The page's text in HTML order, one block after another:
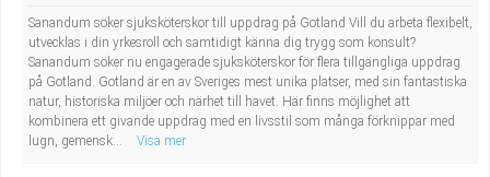
Administrativ assistent
Lärare i gymnasiet
Sanandum söker sjuksköterskor till uppdrag på Gotland Vill du arbeta flexibelt,
utvecklas i din yrkesroll och samtidigt känna dig trygg som konsult?
Sanandum söker nu engagerade sjuksköterskor för flera tillgängliga uppdrag
på Gotland. Gotland är en av Sveriges mest unika platser, med sin fantastiska
natur, historiska miljöer och närhet till havet. Här finns möjlighet att
kombinera ett givande uppdrag med en livsstil som många förknippar med
lugn, gemensk...
Visa mer